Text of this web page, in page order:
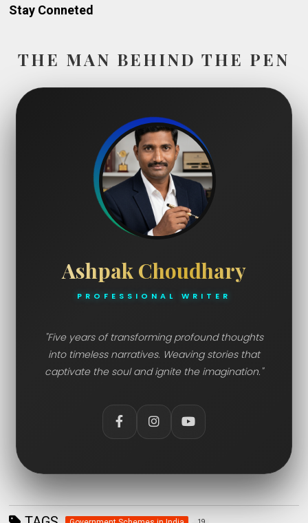
Stay Conneted
THE MAN BEHIND THE PEN
Ashpak Choudhary
PROFESSIONAL WRITER
"Five years of transforming profound thoughts
into timeless narratives. Weaving stories that
captivate the soul and ignite the imagination."